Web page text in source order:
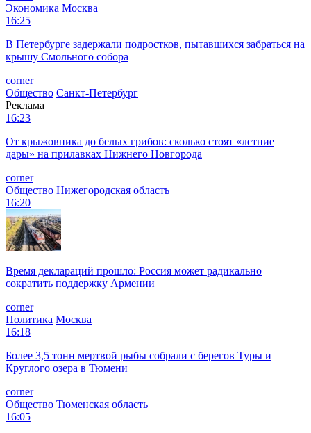
Экономика Москва
16:25
В Петербурге задержали подростков, пытавшихся забраться на
крышу Смольного собора
corner
Общество Санкт-Петербург
Реклама
16:23
От крыжовника до белых грибов: сколько стоят «летние
дары» на прилавках Нижнего Новгорода
corner
Общество Нижегородская область
16:20
Время деклараций прошло: Россия может радикально
сократить поддержку Армении
corner
Политика Москва
16:18
Более 3,5 тонн мертвой рыбы собрали с берегов Туры и
Круглого озера в Тюмени
corner
Общество Тюменская область
16:05